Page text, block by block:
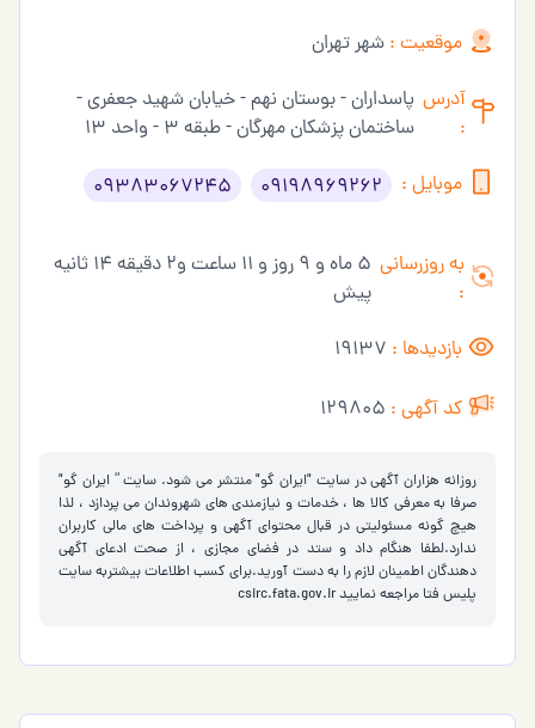
موقعیت : شهر تهران
آدرس
:
پاسداران - بوستان نهم - خیابان شهید جعفری -
ساختمان پزشکان مهرگان - طبقه 3 - واحد 13
موبایل :
09198969262
09383067245
به روزرسانی
:
5 ماه و 9 روز و 11 ساعت و2 دقیقه 14 ثانیه
پیش
بازدیدها : 19137
کد آگهی : 129805
روزانه هزاران آگهی در سایت "ایران گو" منتشر می شود. سایت ” ایران گو"
صرفا به معرفی کالا ها ، خدمات و نیازمندی های شهروندان می پردازد ، لذا
هیچ گونه مسئولیتی در قبال محتوای آگهی و پرداخت های مالی کاربران
ندارد.لطفا هنگام داد و ستد در فضای مجازی ، از صحت ادعای آگهی
دهندگان اطمینان لازم را به دست آورید.برای کسب اطلاعات بیشتربه سایت
پلیس فتا مراجعه نماییدcsirc.fata.gov.ir